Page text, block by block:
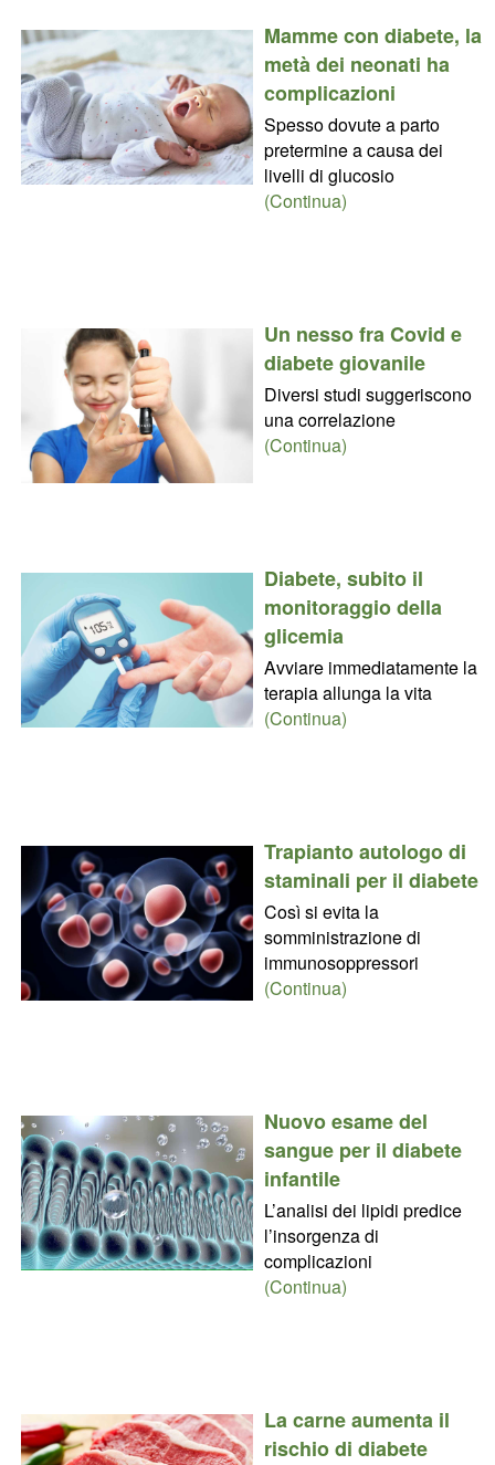
Mamme con diabete, la
metà dei neonati ha
complicazioni
Spesso dovute a parto
pretermine a causa dei
livelli di glucosio
(Continua)
Un nesso fra Covid e
diabete giovanile
Diversi studi suggeriscono
una correlazione
(Continua)
Diabete, subito il
monitoraggio della
glicemia
Avviare immediatamente la
terapia allunga la vita
(Continua)
Trapianto autologo di
staminali per il diabete
Così si evita la
somministrazione di
immunosoppressori
(Continua)
Nuovo esame del
sangue per il diabete
infantile
L’analisi dei lipidi predice
l’insorgenza di
complicazioni
(Continua)
La carne aumenta il
rischio di diabete